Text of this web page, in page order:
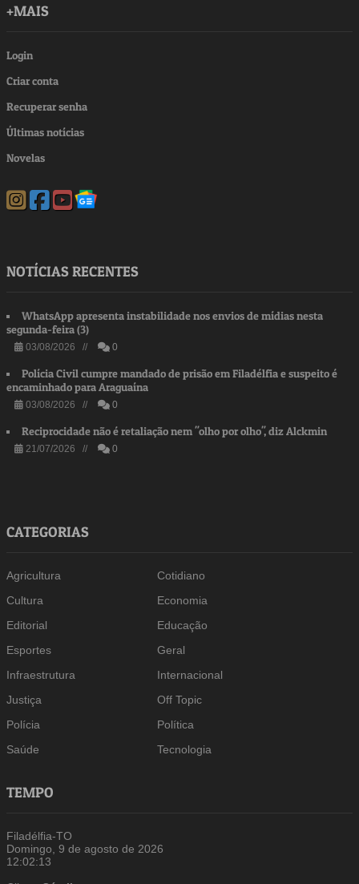
+MAIS
Login
Criar conta
Recuperar senha
Últimas notícias
Novelas
NOTÍCIAS RECENTES
WhatsApp apresenta instabilidade nos envios de mídias nesta
segunda-feira (3)
03/08/2026 // 0
Polícia Civil cumpre mandado de prisão em Filadélfia e suspeito é
encaminhado para Araguaína
03/08/2026 // 0
Reciprocidade não é retaliação nem "olho por olho", diz Alckmin
21/07/2026 // 0
CATEGORIAS
Agricultura
Cotidiano
Cultura
Economia
Editorial
Educação
Esportes
Geral
Infraestrutura
Internacional
Justiça
Off Topic
Polícia
Política
Saúde
Tecnologia
TEMPO
Filadélfia-TO
Domingo, 9 de agosto de 2026
12:02:14